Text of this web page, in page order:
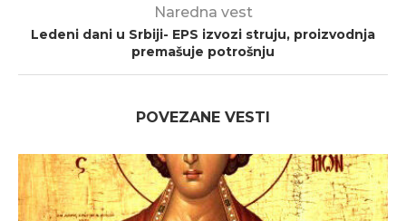
Naredna vest
Ledeni dani u Srbiji- EPS izvozi struju, proizvodnja
premašuje potrošnju
POVEZANE VESTI